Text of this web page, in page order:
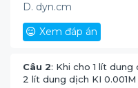
D. dyn.cm
Xem đáp án
Câu 2: Khi cho 1 lít
2 lít dung dịch KI